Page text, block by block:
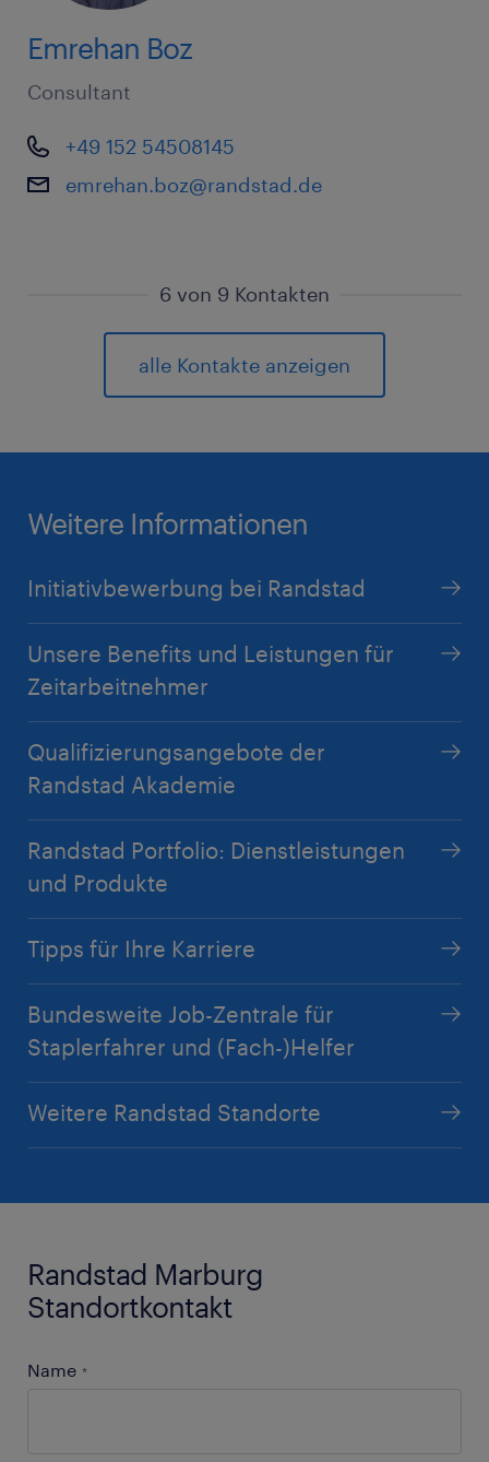
Emrehan Boz
Consultant
+49 152 54508145
emrehan.boz@randstad.de
ASH
Anna Sophie Hündt
anna.sophie.huendt@randstad.de
Jennifer Metz
jennifer.metz@randstad.de
AK
Alex Klosa
Auszubildender
+49 271 2338916
6 von 9 Kontakten
alle Kontakte anzeigen
Weitere Informationen
Initiativbewerbung bei Randstad
Unsere Benefits und Leistungen für
Zeitarbeitnehmer
Qualifizierungsangebote der
Randstad Akademie
Randstad Portfolio: Dienstleistungen
und Produkte
Tipps für Ihre Karriere
Bundesweite Job-Zentrale für
Staplerfahrer und (Fach-)Helfer
Weitere Randstad Standorte
Randstad Marburg
Standortkontakt
Name *